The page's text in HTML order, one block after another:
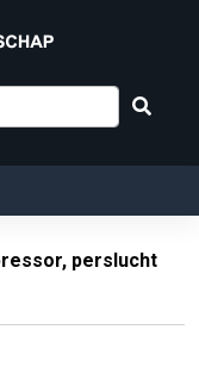
perslucht